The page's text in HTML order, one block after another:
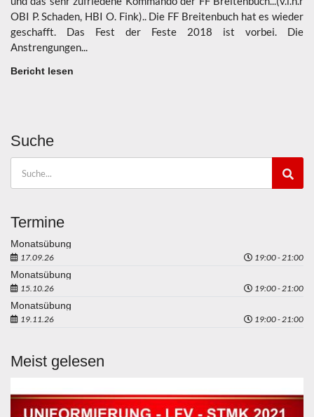
OBI P. Schaden, HBI O. Fink).. Die FF Breitenbuch hat es wieder
geschafft. Das Fest der Feste 2018 ist vorbei. Die
Anstrengungen...
Bericht lesen
Suche
Termine
Monatsübung
17.09.26 19:00 - 21:00
Monatsübung
15.10.26 19:00 - 21:00
Monatsübung
19.11.26 19:00 - 21:00
Meist gelesen